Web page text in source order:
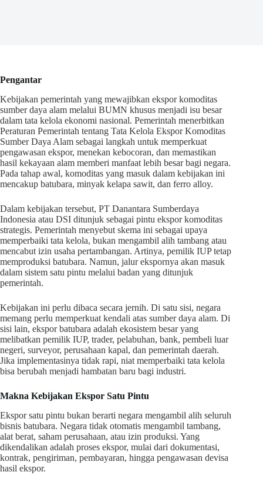
Pengantar
Kebijakan pemerintah yang mewajibkan ekspor komoditas
sumber daya alam melalui BUMN khusus menjadi isu besar
dalam tata kelola ekonomi nasional. Pemerintah menerbitkan
Peraturan Pemerintah tentang Tata Kelola Ekspor Komoditas
Sumber Daya Alam sebagai langkah untuk memperkuat
pengawasan ekspor, menekan kebocoran, dan memastikan
hasil kekayaan alam memberi manfaat lebih besar bagi negara.
Pada tahap awal, komoditas yang masuk dalam kebijakan ini
mencakup batubara, minyak kelapa sawit, dan ferro alloy.
Dalam kebijakan tersebut, PT Danantara Sumberdaya
Indonesia atau DSI ditunjuk sebagai pintu ekspor komoditas
strategis. Pemerintah menyebut skema ini sebagai upaya
memperbaiki tata kelola, bukan mengambil alih tambang atau
mencabut izin usaha pertambangan. Artinya, pemilik IUP tetap
memproduksi batubara. Namun, jalur ekspornya akan masuk
dalam sistem satu pintu melalui badan yang ditunjuk
pemerintah.
Kebijakan ini perlu dibaca secara jernih. Di satu sisi, negara
memang perlu memperkuat kendali atas sumber daya alam. Di
sisi lain, ekspor batubara adalah ekosistem besar yang
melibatkan pemilik IUP, trader, pelabuhan, bank, pembeli luar
negeri, surveyor, perusahaan kapal, dan pemerintah daerah.
Jika implementasinya tidak rapi, niat memperbaiki tata kelola
bisa berubah menjadi hambatan baru bagi industri.
Makna Kebijakan Ekspor Satu Pintu
Ekspor satu pintu bukan berarti negara mengambil alih seluruh
bisnis batubara. Negara tidak otomatis mengambil tambang,
alat berat, saham perusahaan, atau izin produksi. Yang
dikendalikan adalah proses ekspor, mulai dari dokumentasi,
kontrak, pengiriman, pembayaran, hingga pengawasan devisa
hasil ekspor.